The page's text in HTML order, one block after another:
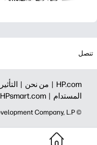
تنصل
HP.com | من نحن | التأثير
المستدام | HPsmart.com |
© Copyright 2026 HP Development Company, L.P.